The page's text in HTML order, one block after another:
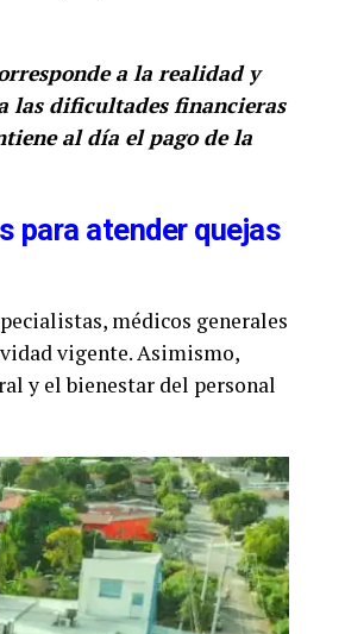
a la realidad y
las dificultades financieras
al día el pago de la
para atender quejas
médicos generales
vigente. Asimismo,
y el bienestar del personal